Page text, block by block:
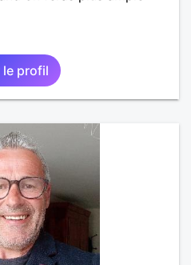
le profil